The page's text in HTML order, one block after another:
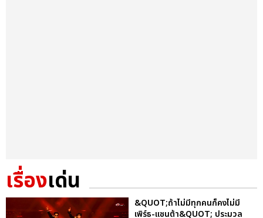
เรื่องเด่น
&QUOT;ถ้าไม่มีทุกคนก็คงไม่มี
เพิร์ธ-แซนต้า&QUOT; ประมวล